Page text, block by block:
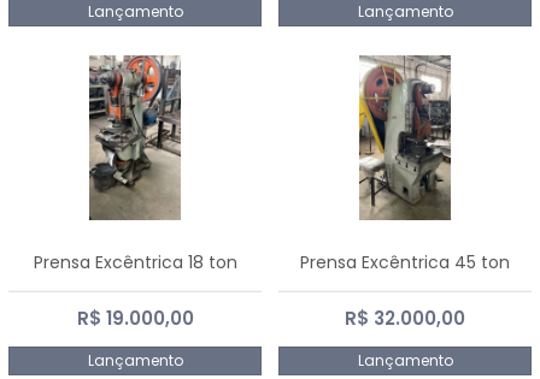
Lançamento Lançamento
Prensa Excêntrica 18 ton
R$ 19.000,00
Lançamento
Prensa Excêntrica 45 ton
R$ 32.000,00
Lançamento